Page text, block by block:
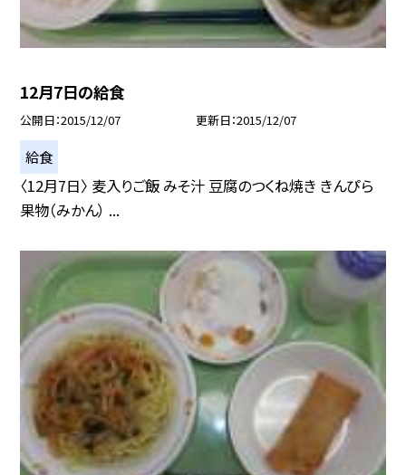
12月7日の給食
公開日 2015/12/07 更新日 2015/12/07
給食
〈12月7日〉 麦入りご飯 みそ汁 豆腐のつくね焼き きんぴら
果物（みかん） ...